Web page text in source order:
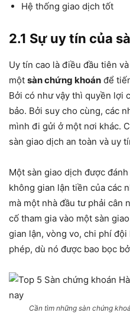
Hệ thống giao dịch tốt
2.1 Sự uy tín của
Uy tín cao là điều đầu tiên
một sàn chứng khoán để
Bởi có như vậy thì quyền lợi
bảo. Bởi suy cho cùng, các
mình đi gửi ở một nơi khác.
sàn giao dịch an toàn và uy
Một sàn giao dịch được
không gian lận tiền của các
mà một nhà đầu tư phải cân
cố tham gia vào một sàn
gian lận, vòng vo, chi phí
phép, dù nó được bao bọc
Cần tìm những sàn chứng